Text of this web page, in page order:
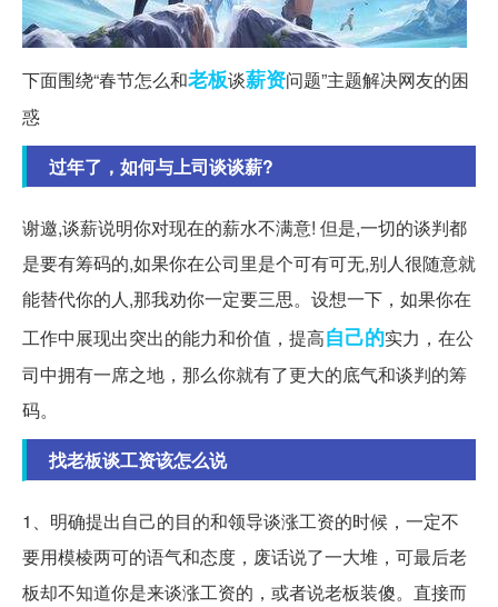
下面围绕“春节怎么和老板谈薪资问题”主题解决网友的困
惑
过年了，如何与上司谈谈薪?
谢邀,谈薪说明你对现在的薪水不满意! 但是,一切的谈判都
是要有筹码的,如果你在公司里是个可有可无,别人很随意就
能替代你的人,那我劝你一定要三思。设想一下，如果你在
工作中展现出突出的能力和价值，提高自己的实力，在公
司中拥有一席之地，那么你就有了更大的底气和谈判的筹
码。
找老板谈工资该怎么说
1、明确提出自己的目的和领导谈涨工资的时候，一定不
要用模棱两可的语气和态度，废话说了一大堆，可最后老
板却不知道你是来谈涨工资的，或者说老板装傻。直接而